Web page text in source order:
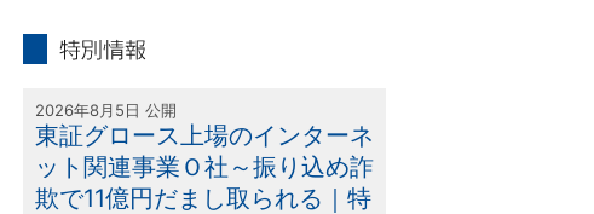
2026年8月5日 公開
東証グロース上場のインターネ
ット関連事業Ｏ社～振り込め詐
欺で11億円だまし取られる｜特